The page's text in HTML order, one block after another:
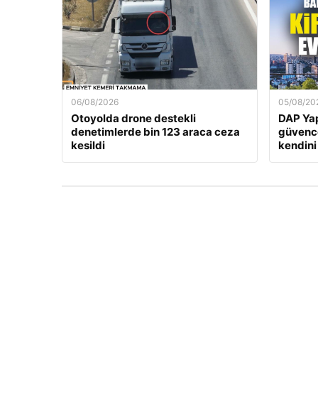
06/08/2026
Otoyolda drone destekli
denetimlerde bin 123 araca ceza
kesildi
05/08/
DAP